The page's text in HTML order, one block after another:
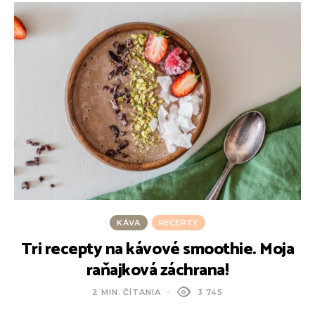
KÁVA RECEPTY
Tri recepty na kávové smoothie. Moja
raňajková záchrana!
2 MIN. ČÍTANIA 3 745